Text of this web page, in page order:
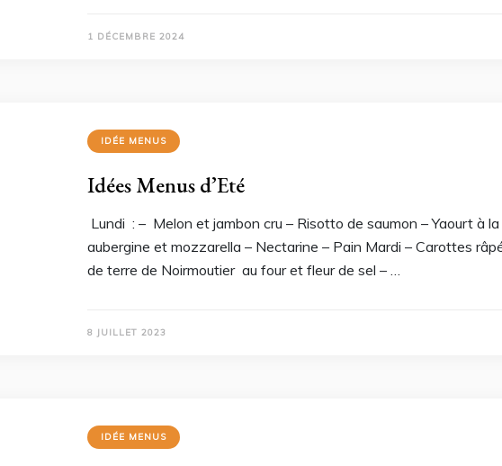
1 DÉCEMBRE 2024
IDÉE MENUS
Idées Menus d’Eté
Lundi : – Melon et jambon cru – Risotto de saumon – Yaourt à
aubergine et mozzarella – Nectarine – Pain Mardi – Carottes
de terre de Noirmoutier au four et fleur de sel – …
8 JUILLET 2023
IDÉE MENUS